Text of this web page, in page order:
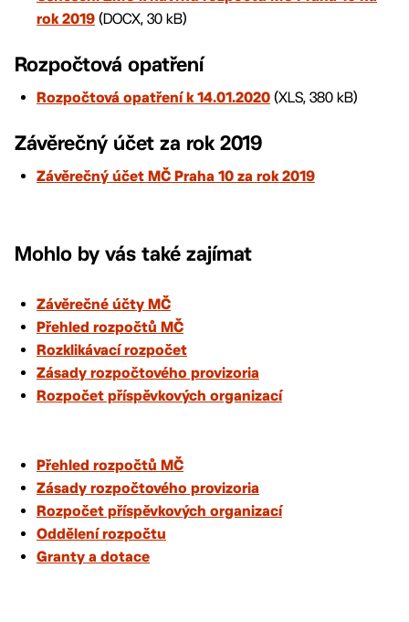
rok 2019 (DOCX, 30 kB)
Rozpočtová opatření
Rozpočtová opatření k 14.01.2020 (XLS, 380 kB)
Závěrečný účet za rok 2019
Závěrečný účet MČ Praha 10 za rok 2019
Mohlo by vás také zajímat
Závěrečné účty MČ
Přehled rozpočtů MČ
Rozklikávací rozpočet
Zásady rozpočtového provizoria
Rozpočet příspěvkových organizací
Přehled rozpočtů MČ
Zásady rozpočtového provizoria
Rozpočet příspěvkových organizací
Oddělení rozpočtu
Granty a dotace